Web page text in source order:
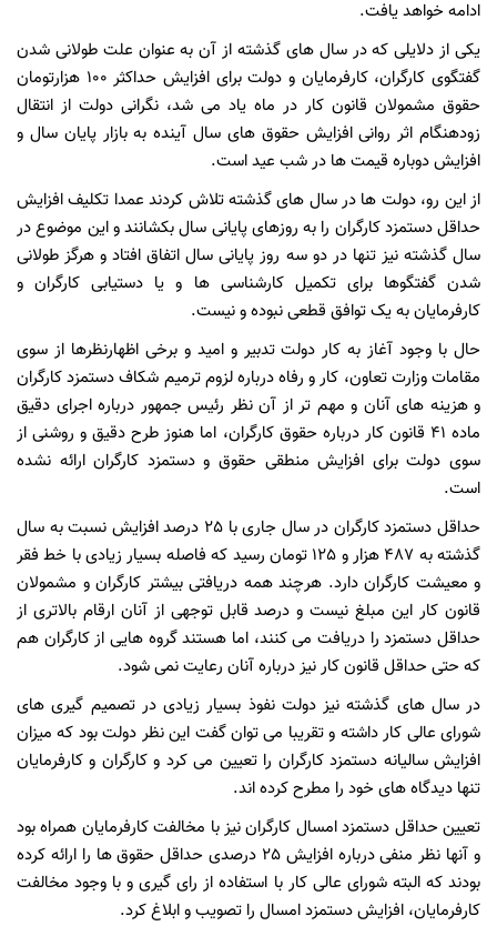
ادامه خواهد یافت.
یکی از دلایلی که در سال های گذشته از آن به عنوان علت طولانی شدن
گفتگوی کارگران، کارفرمایان و دولت برای افزایش حداکثر 100 هزارتومان
حقوق مشمولان قانون کار در ماه یاد می شد، نگرانی دولت از انتقال
زودهنگام اثر روانی افزایش حقوق های سال آینده به بازار پایان سال و
افزایش دوباره قیمت ها در شب عید است.
از این رو، دولت ها در سال های گذشته تلاش کردند عمدا تکلیف افزایش
حداقل دستمزد کارگران را به روزهای پایانی سال بکشانند و این موضوع در
سال گذشته نیز تنها در دو سه روز پایانی سال اتفاق افتاد و هرگز طولانی
شدن گفتگوها برای تکمیل کارشناسی ها و یا دستیابی کارگران و
کارفرمایان به یک توافق قطعی نبوده و نیست.
حال با وجود آغاز به کار دولت تدبیر و امید و برخی اظهارنظرها از سوی
مقامات وزارت تعاون، کار و رفاه درباره لزوم ترمیم شکاف دستمزد کارگران
و هزینه های آنان و مهم تر از آن نظر رئیس جمهور درباره اجرای دقیق
ماده 41 قانون کار درباره حقوق کارگران، اما هنوز طرح دقیق و روشنی از
سوی دولت برای افزایش منطقی حقوق و دستمزد کارگران ارائه نشده
است.
حداقل دستمزد کارگران در سال جاری با 25 درصد افزایش نسبت به سال
گذشته به 487 هزار و 125 تومان رسید که فاصله بسیار زیادی با خط فقر
و معیشت کارگران دارد. هرچند همه دریافتی بیشتر کارگران و مشمولان
قانون کار این مبلغ نیست و درصد قابل توجهی از آنان ارقام بالاتری از
حداقل دستمزد را دریافت می کنند، اما هستند گروه هایی از کارگران هم
که حتی حداقل قانون کار نیز درباره آنان رعایت نمی شود.
در سال های گذشته نیز دولت نفوذ بسیار زیادی در تصمیم گیری های
شورای عالی کار داشته و تقریبا می توان گفت این نظر دولت بود که میزان
افزایش سالیانه دستمزد کارگران را تعیین می کرد و کارگران و کارفرمایان
تنها دیدگاه های خود را مطرح کرده اند.
تعیین حداقل دستمزد امسال کارگران نیز با مخالفت کارفرمایان همراه بود
و آنها نظر منفی درباره افزایش 25 درصدی حداقل حقوق ها را ارائه کرده
بودند که البته شورای عالی کار با استفاده از رای گیری و با وجود مخالفت
کارفرمایان، افزایش دستمزد امسال را تصویب و ابلاغ کرد.